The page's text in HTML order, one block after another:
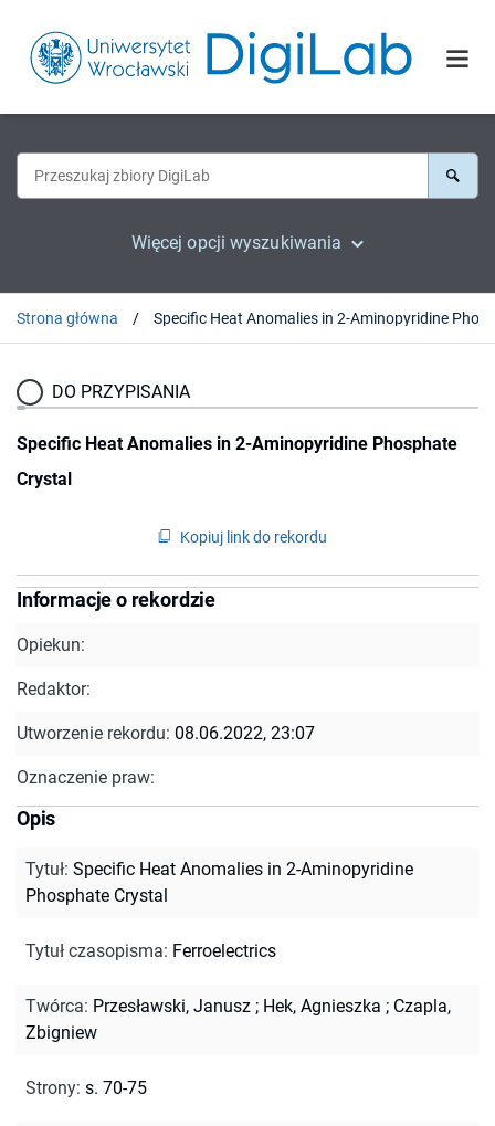
Więcej opcji wyszukiwania
Strona główna
DO PRZYPISANIA
Specific Heat Anomalies in 2-Aminopyridine Phosphate
Crystal
Kopiuj link do rekordu
Informacje o rekordzie
Opiekun:
Redaktor:
Utworzenie rekordu: 08.06.2022, 23:07
Oznaczenie praw:
Opis
Tytuł: Specific Heat Anomalies in 2-Aminopyridine
Phosphate Crystal
Tytuł czasopisma: Ferroelectrics
Twórca: Przesławski, Janusz ; Hek, Agnieszka ; Czapla,
Zbigniew
Strony: s. 70-75